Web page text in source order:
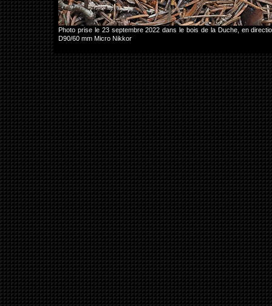
Photo prise le 23 septembre 2022 dans le bois de la Duche, en
D90/60 mm Micro Nikkor